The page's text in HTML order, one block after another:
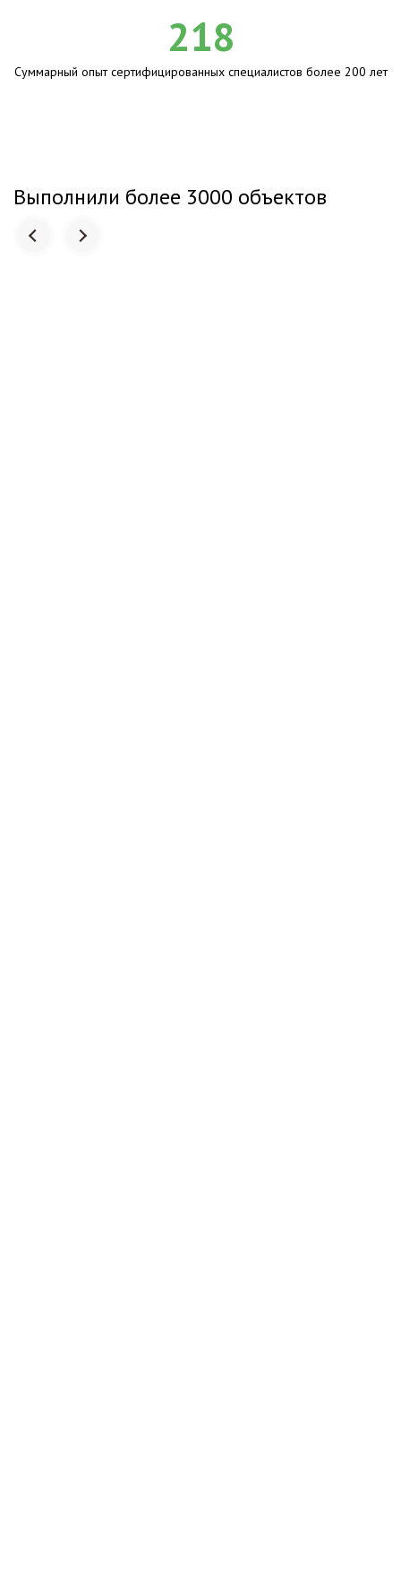
218
Суммарный опыт сертифицированных специалистов более 200 лет
Выполнили более 3000 объектов